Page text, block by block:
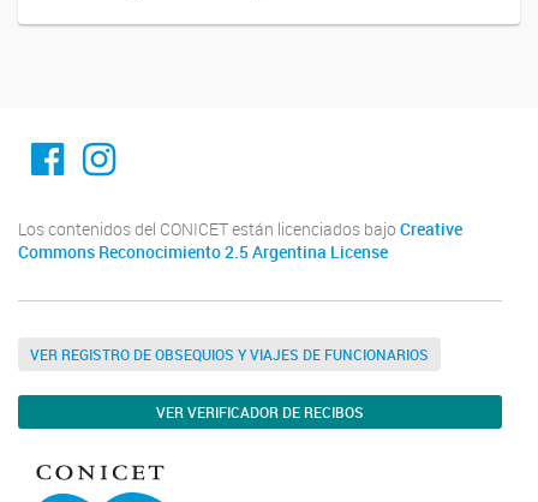
Facebook
Instagram
Los contenidos del CONICET están licenciados bajo Creative
Commons Reconocimiento 2.5 Argentina License
VER REGISTRO DE OBSEQUIOS Y VIAJES DE FUNCIONARIOS
VER VERIFICADOR DE RECIBOS